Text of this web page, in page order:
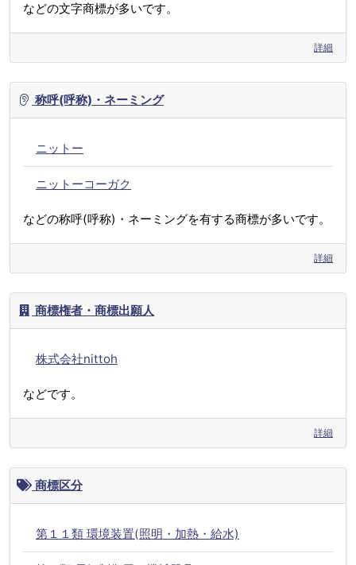
などの文字商標が多いです。
詳細
称呼(呼称)・ネーミング
ニットー
ニットーコーガク
などの称呼(呼称)・ネーミングを有する商標が多いです。
詳細
商標権者・商標出願人
株式会社nittoh
などです。
詳細
商標区分
第１１類 環境装置(照明・加熱・給水)